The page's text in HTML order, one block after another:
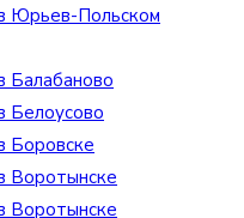
Юрьев-Польском
Балабаново
Белоусово
Боровске
Воротынске
Воротынске